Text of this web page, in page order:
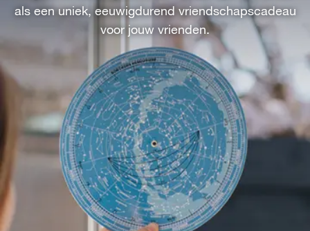
als een uniek, eeuwigdurend vriendschapscadeau
voor jouw vrienden.